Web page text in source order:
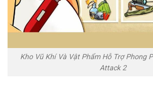
Kho Vũ Khí Và Vật Phẩm Hỗ Trợ Phong
Attack 2